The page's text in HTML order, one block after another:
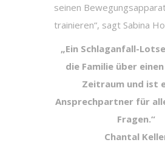
seinen
trainieren“, sagt Sabina
„Ein Schlaganfall-
die Familie über
Zeitraum und ist
Ansprechpartner für
Fragen.“
Chantal